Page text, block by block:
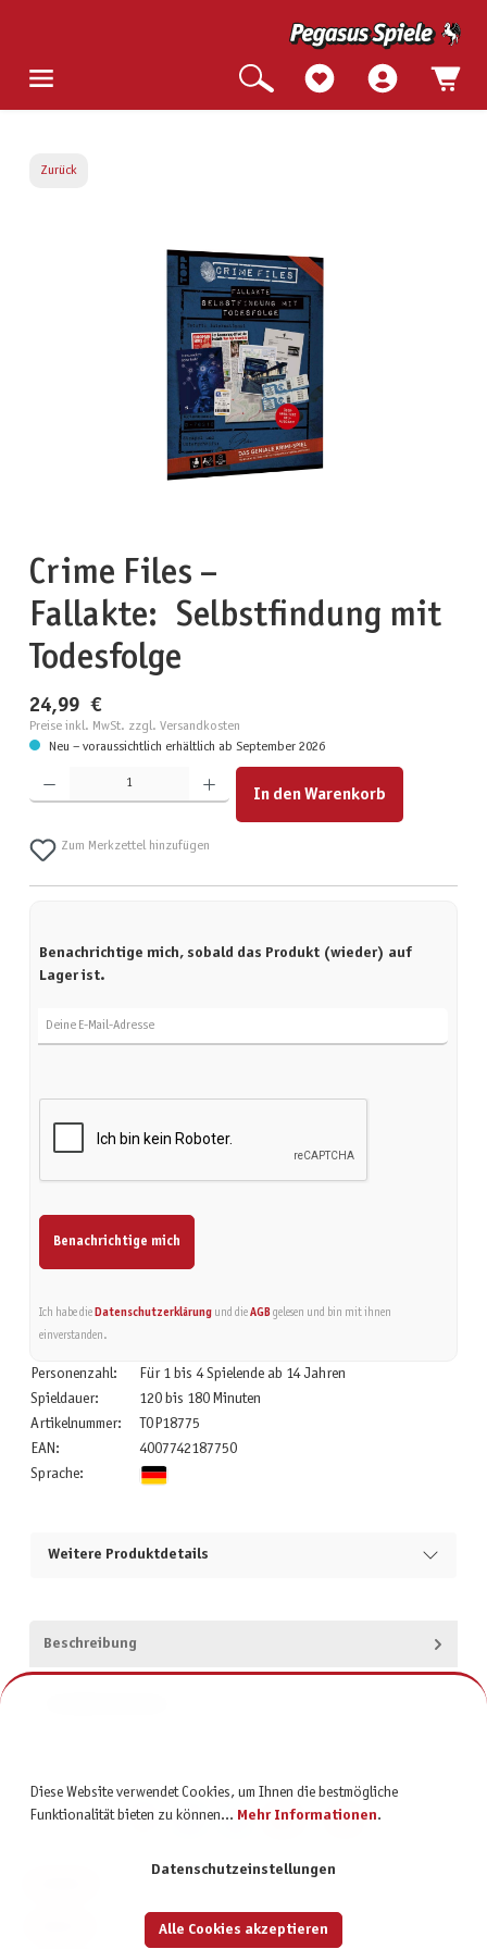
Zurück
Bildergalerie überspringen
Crime Files –
Fallakte: Selbstfindung mit
Todesfolge
24,99 €
Preise inkl. MwSt. zzgl. Versandkosten
Neu – voraussichtlich erhältlich ab September 2026
Produkt Anzahl: Gib den gewünschten Wert ein oder benutze die Schaltflächen um die Anzahl zu
In den Warenkorb
Zum Merkzettel hinzufügen
Benachrichtige mich, sobald das Produkt (wieder) auf
Lager ist.
Benachrichtige mich
Ich habe die Datenschutzerklärungund die AGBgelesen und bin mit ihnen
einverstanden.
Personenzahl:
Für 1 bis 4 Spielende ab 14 Jahren
Spieldauer:
120 bis 180 Minuten
Artikelnummer:
TOP18775
EAN:
4007742187750
Sprache:
Weitere Produktdetails
Beschreibung
Diese Website verwendet Cookies, um Ihnen die bestmögliche
Funktionalität bieten zu können... Mehr Informationen.
Datenschutzeinstellungen
Alle Cookies akzeptieren